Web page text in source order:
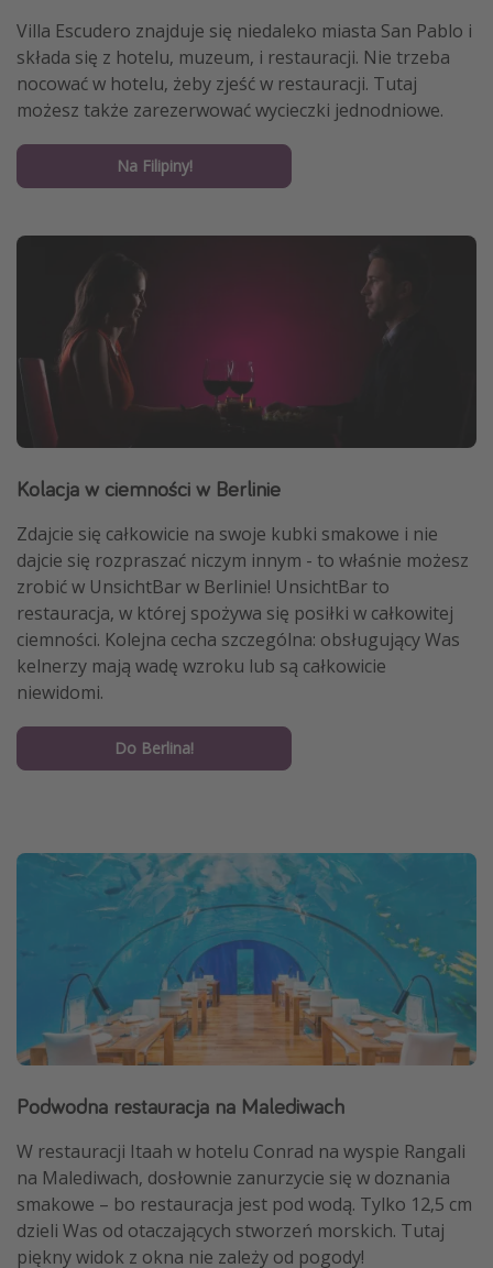
Villa Escudero znajduje się niedaleko miasta San Pablo i
składa się z hotelu, muzeum, i restauracji. Nie trzeba
nocować w hotelu, żeby zjeść w restauracji. Tutaj
możesz także zarezerwować wycieczki jednodniowe.
Na Filipiny!
Kolacja w ciemności w Berlinie
Zdajcie się całkowicie na swoje kubki smakowe i nie
dajcie się rozpraszać niczym innym - to właśnie możesz
zrobić w UnsichtBar w Berlinie! UnsichtBar to
restauracja, w której spożywa się posiłki w całkowitej
ciemności. Kolejna cecha szczególna: obsługujący Was
kelnerzy mają wadę wzroku lub są całkowicie
niewidomi.
Do Berlina!
Podwodna restauracja na Malediwach
W restauracji Itaah w hotelu Conrad na wyspie Rangali
na Malediwach, dosłownie zanurzycie się w doznania
smakowe – bo restauracja jest pod wodą. Tylko 12,5 cm
dzieli Was od otaczających stworzeń morskich. Tutaj
piękny widok z okna nie zależy od pogody!